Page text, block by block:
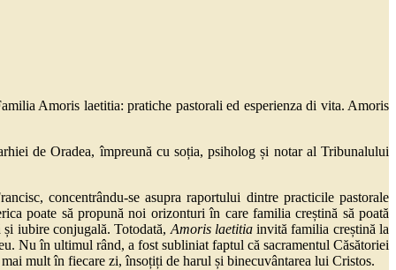
Amoris laetitia: pratiche pastorali ed esperienza di vita. Amoris
de Oradea, împreună cu soția, psiholog și notar al Tribunalului
concentrându-se asupra raportului dintre practicile pastorale
poate să propună noi orizonturi în care familia creștină să poată
iubire conjugală. Totodată, Amoris laetitiainvită familia creștină la
Nu în ultimul rând, a fost subliniat faptul că sacramentul Căsătoriei
mult în fiecare zi, însoțiți de harul și binecuvântarea lui Cristos.